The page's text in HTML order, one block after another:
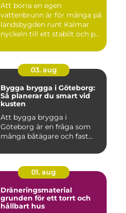
Att borra en egen
vattenbrunn är för många på
landsbygden runt Kalmar
nyckeln till ett stabilt och p...
03. aug
Bygga brygga i Göteborg:
Så planerar du smart vid
kusten
Att bygga brygga i
Göteborg är en fråga som
många båtägare och fast...
01. aug
Dräneringsmaterial
grunden för ett torrt och
hållbart hus